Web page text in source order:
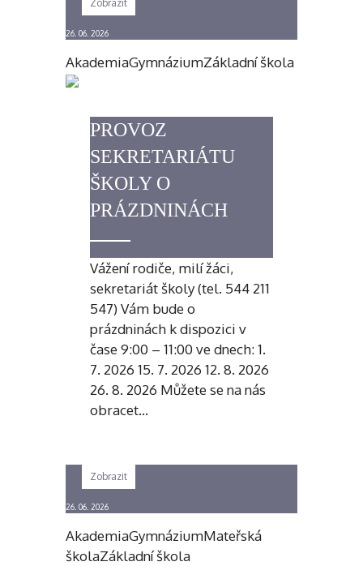
Zobrazit
26. 06. 2026
AkademiaGymnáziumZákladní škola
PROVOZ
SEKRETARIÁTU
ŠKOLY O
PRÁZDNINÁCH
Vážení rodiče, milí žáci,
sekretariát školy (tel. 544 211
547) Vám bude o
prázdninách k dispozici v
čase 9:00 – 11:00 ve dnech: 1.
7. 2026 15. 7. 2026 12. 8. 2026
26. 8. 2026 Můžete se na nás
obracet…
Zobrazit
26. 06. 2026
AkademiaGymnáziumMateřská
školaZákladní škola